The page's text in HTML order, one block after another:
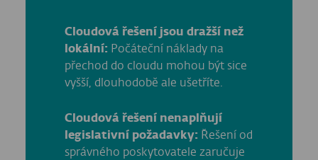
Cloudová řešení jsou dražší než
lokální: Počáteční náklady na
přechod do cloudu mohou být sice
vyšší, dlouhodobě ale ušetříte.
Cloudová řešení nenaplňují
legislativní požadavky: Řešení od
správného poskytovatele zaručuje